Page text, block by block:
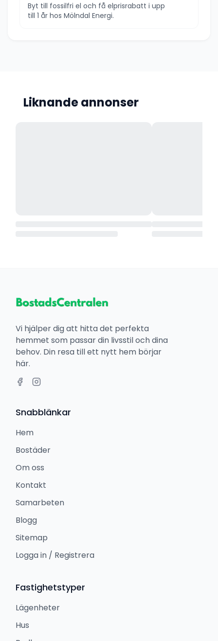
Byt till fossilfri el och få elprisrabatt i upp
till 1 år hos Mölndal Energi.
Liknande annonser
Vi hjälper dig att hitta det perfekta
hemmet som passar din livsstil och dina
behov. Din resa till ett nytt hem börjar
här.
Snabblänkar
Hem
Bostäder
Om oss
Kontakt
Samarbeten
Blogg
Sitemap
Logga in / Registrera
Fastighetstyper
Lägenheter
Hus